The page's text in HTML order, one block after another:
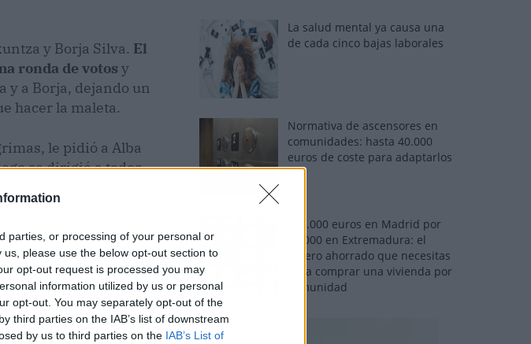
parties, or processing of your personal or
please use the below opt-out section to
opt-out request is processed you may
information utilized by us or personal
opt-out. You may separately opt-out of the
third parties on the IAB’s list of downstream
by us to third parties on the IAB’s List of
y Borja Silva. El
ronda de votos y
y a Borja, dejando un
hacer la maleta.
le pidió a Alba
se dirigió a todos
de la pera.
su ganadora:
La salud mental ya causa una
de cada cinco bajas laborales
Normativa de ascensores en
comunidades: hasta 40.000
euros de coste para adaptarlos
110.000 euros en Madrid por
31.000 en Extremadura: el
dinero ahorrado que necesitas
para comprar una vivienda por
comunidad